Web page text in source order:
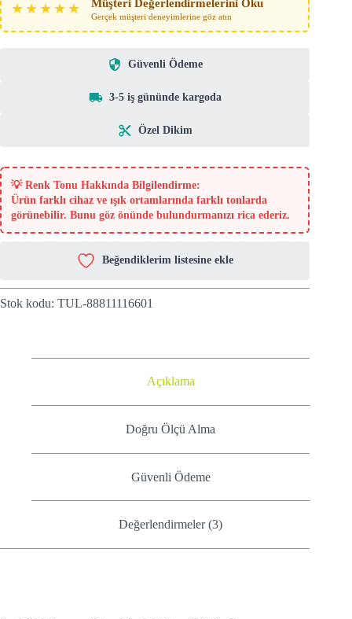
★★★★★ Müşteri Değerlendirmelerini Oku
Gerçek müşteri deneyimlerine göz atın
Güvenli Ödeme
3-5 iş gününde kargoda
Özel Dikim
💡 Renk Tonu Hakkında Bilgilendirme:
Ürün farklı cihaz ve ışık ortamlarında farklı tonlarda
görünebilir. Bunu göz önünde bulundurmanızı rica ederiz.
Beğendiklerim listesine ekle
Stok kodu: TUL-88811116601
Açıklama
Doğru Ölçü Alma
Güvenli Ödeme
Değerlendirmeler (3)